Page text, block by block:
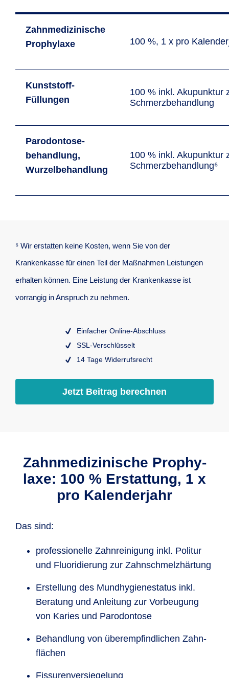
Zahn­medi­­zinische
Prophylaxe
100 %, 1 x pro
Kunststoff-
Füllungen
100 % inkl. Akupunktur
Schmerz­behandlung
Paro­dontose­
behand­lung,
Wurzel­behand­lung
100 % inkl. Akupunktur
Schmerz­behandlung⁶
⁶ Wir erstatten keine Kosten, wenn Sie von der
Krankenkasse für einen Teil der Maßnahmen Leistungen
erhalten können. Eine Leistung der Krankenkasse ist
vorrangig in Anspruch zu nehmen.
Einfacher Online-Abschluss
SSL-Verschlüsselt
14 Tage Widerrufsrecht
Jetzt Beitrag berechnen
Zahn­medi­zinische Prophy­
laxe: 100 % Erstattung, 1 x
pro Kalenderjahr
Das sind:
professionelle Zahn­reinigung inkl. Politur
und Fluoridierung zur Zahn­schmelz­härtung
Erstellung des Mund­hygiene­status inkl.
Beratung und Anleitung zur Vorbeugung
von Karies und Paro­dontose
Behand­lung von überempfind­lichen Zahn­
flächen
Fissuren­versiegelung